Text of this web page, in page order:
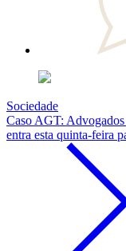
Sociedade
Caso AGT:
entra esta quinta-feira